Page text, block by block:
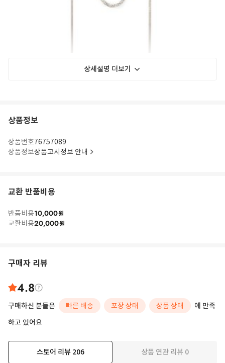
상세설명 더보기
상품정보
상품번호76757089
상품정보상품고시정보 안내
교환 반품비용
반품비용10,000원
교환비용20,000원
구매자 리뷰
4.8
구매하신 분들은 빠른 배송 포장 상태 상품 상태
에 만족
하고 있어요
스토어 리뷰 206 상품 연관 리뷰 0